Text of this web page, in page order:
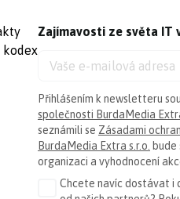
kodex
Zajímavosti ze světa IT
Přihlášením k newsletteru
společnosti BurdaMedia
seznámili se Zásadami
BurdaMedia Extra s.r.o. bude
organizaci a vyhodnocení
Chcete navíc dostávat i